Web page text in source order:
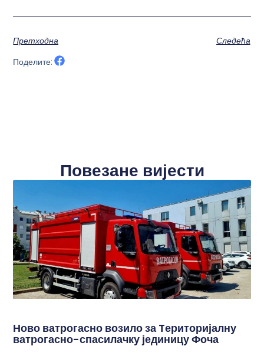
Претходна
Следећа
Поделите:
Повезане вијести
Ново ватрогасно возило за Tериторијалну
ватрогасно-спасилачку јединицу Фоча